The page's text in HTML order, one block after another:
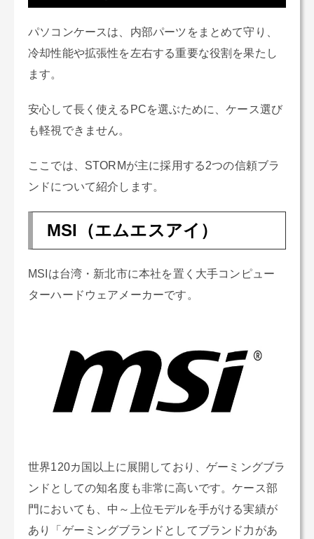
パソコンケースは、内部パーツをまとめて守り、
冷却性能や拡張性を左右する重要な役割を果たし
ます。
安心して長く使えるPCを選ぶために、ケース選び
も軽視できません。
ここでは、STORMが主に採用する2つの信頼ブラ
ンドについて紹介します。
MSI（エムエスアイ）
MSIは台湾・新北市に本社を置く大手コンピュー
ターハードウェアメーカーです。
世界120カ国以上に展開しており、ゲーミングブラ
ンドとしての知名度も非常に高いです。ケース部
門においても、中～上位モデルを手がける実績が
あり「ゲーミングブランドとしてブランド力があ